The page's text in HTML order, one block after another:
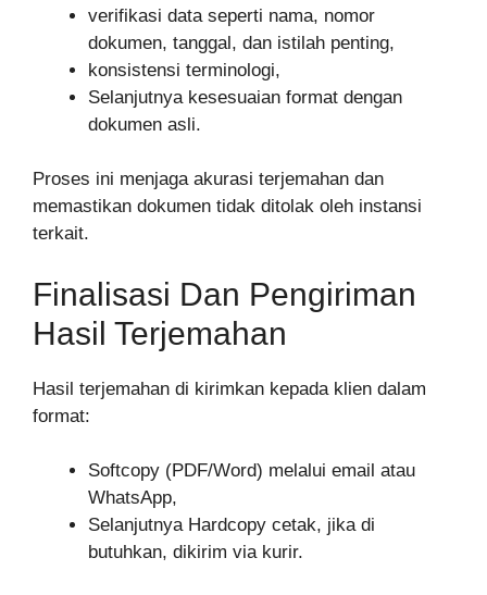
verifikasi data seperti nama, nomor
dokumen, tanggal, dan istilah penting,
konsistensi terminologi,
Selanjutnya kesesuaian format dengan
dokumen asli.
Proses ini menjaga akurasi terjemahan dan
memastikan dokumen tidak ditolak oleh instansi
terkait.
Finalisasi Dan Pengiriman
Hasil Terjemahan
Hasil terjemahan di kirimkan kepada klien dalam
format:
Softcopy (PDF/Word) melalui email atau
WhatsApp,
Selanjutnya Hardcopy cetak, jika di
butuhkan, dikirim via kurir.